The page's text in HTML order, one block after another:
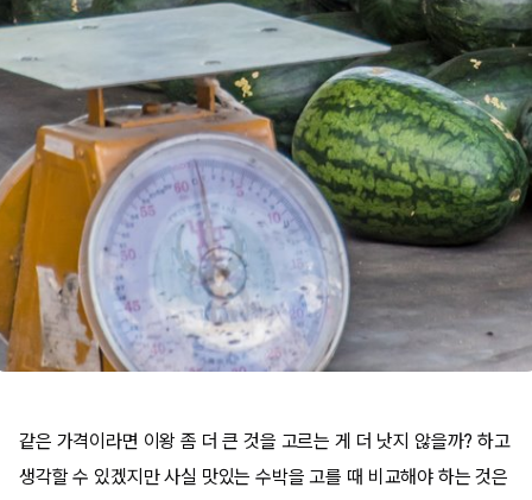
같은 가격이라면 이왕 좀 더 큰 것을 고르는 게 더 낫지 않을까? 하고
생각할 수 있겠지만 사실 맛있는 수박을 고를 때 비교해야 하는 것은